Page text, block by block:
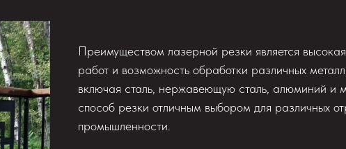
Преимуществом лазерной резки является
работ и возможность обработки различных
включая сталь, нержавеющую сталь, алюминий и
способ резки отличным выбором для различных
промышленности.